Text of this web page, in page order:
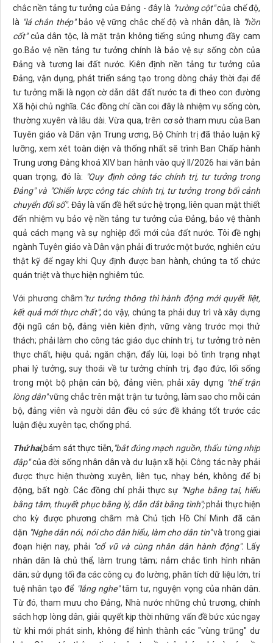
chắc nền tảng tư tưởng của Đảng - đây là "rường cột"của chế độ,
là "lá chắn thép"bảo vệ vững chắc chế độ và nhân dân, là "hồn
cốt"của dân tộc, là mặt trận không tiếng súng nhưng đầy cam
go.Bảo vệ nền tảng tư tưởng chính là bảo vệ sự sống còn của
Đảng và tương lai đất nước. Kiên định nền tảng tư tưởng của
Đảng, vận dụng, phát triển sáng tạo trong dòng chảy thời đại để
tư tưởng mãi là ngọn cờ dẫn dắt đất nước ta đi theo con đường
Xã hội chủ nghĩa. Các đồng chí cần coi đây là nhiệm vụ sống còn,
thường xuyên và lâu dài. Vừa qua, trên cơ sở tham mưu của Ban
Tuyên giáo và Dân vận Trung ương, Bộ Chính trị đã thảo luận kỹ
lưỡng, xem xét toàn diện và thống nhất sẽ trình Ban Chấp hành
Trung ương Đảng khoá XIV ban hành vào quý II/2026 hai văn bản
quan trọng, đó là: "Quy định công tác chính trị, tư tưởng trong
Đảng" và "Chiến lược công tác chính trị, tư tưởng trong bối cảnh
chuyển đổi số".Đây là vấn đề hết sức hệ trọng, liên quan mật thiết
đến nhiệm vụ bảo vệ nền tảng tư tưởng của Đảng, bảo vệ thành
quả cách mạng và sự nghiệp đổi mới của đất nước. Tôi đề nghị
ngành Tuyên giáo và Dân vận phải đi trước một bước, nghiên cứu
thật kỹ để ngay khi Quy định được ban hành, chúng ta tổ chức
quán triệt và thực hiện nghiêm túc.
Với phương châm"tư tưởng thông thì hành động mới quyết liệt,
kết quả mới thực chất", do vậy, chúng ta phải duy trì và xây dựng
đội ngũ cán bộ, đảng viên kiên định, vững vàng trước mọi thử
thách; phải làm cho công tác giáo dục chính trị, tư tưởng trở nên
thực chất, hiệu quả; ngăn chặn, đẩy lùi, loại bỏ tình trạng nhạt
phai lý tưởng, suy thoái về tư tưởng chính trị, đạo đức, lối sống
trong một bộ phận cán bộ, đảng viên; phải xây dựng "thế trận
lòng dân"vững chắc trên mặt trận tư tưởng, làm sao cho mỗi cán
bộ, đảng viên và người dân đều có sức đề kháng tốt trước các
luận điệu xuyên tạc, chống phá.
Thứ hai,bám sát thực tiễn,"bắt đúng mạch nguồn, thấu từng nhịp
đập"của đời sống nhân dân và dư luận xã hội. Công tác này phải
được thực hiện thường xuyên, liên tục, nhạy bén, không để bị
động, bất ngờ. Các đồng chí phải thực sự "Nghe bằng tai, hiểu
bằng tâm, thuyết phục bằng lý, dẫn dắt bằng tình";phải thực hiện
cho kỳ được phương châm mà Chủ tịch Hồ Chí Minh đã căn
dặn "Nghe dân nói, nói cho dân hiểu, làm cho dân tin"và trong giai
đoạn hiện nay, phải "cổ vũ và cùng nhân dân hành động". Lấy
nhân dân là chủ thể, làm trung tâm; nắm chắc tình hình nhân
dân; sử dụng tối đa các công cụ đo lường, phân tích dữ liệu lớn, trí
tuệ nhân tạo để "lắng nghe"tâm tư, nguyện vọng của nhân dân.
Từ đó, tham mưu cho Đảng, Nhà nước những chủ trương, chính
sách hợp lòng dân, giải quyết kịp thời những vấn đề bức xúc ngay
từ khi mới phát sinh, không để hình thành các "vùng trũng" dư